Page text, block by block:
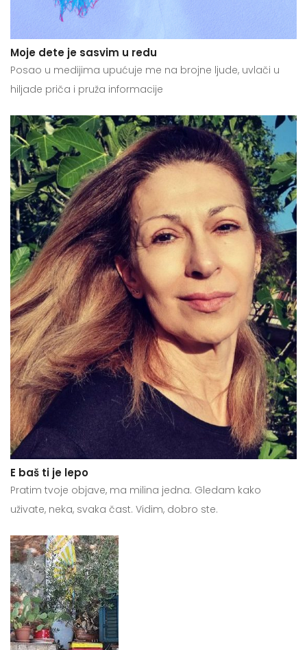
Moje dete je sasvim u redu
Posao u medijima upućuje me na brojne ljude, uvlači u
hiljade priča i pruža informacije
E baš ti je lepo
Pratim tvoje objave, ma milina jedna. Gledam kako
uživate, neka, svaka čast. Vidim, dobro ste.